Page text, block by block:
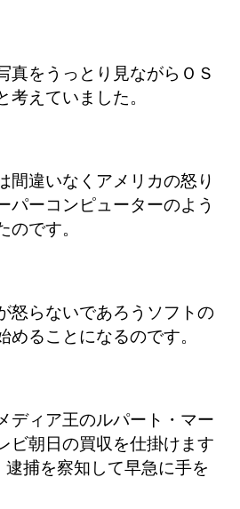
真をうっとり見ながらＯＳ
考えていました。
間違いなくアメリカの怒り
パーコンピューターのよう
のです。
怒らないであろうソフトの
めることになるのです。
ディア王のルパート・マー
ビ朝日の買収を仕掛けます
捕を察知して早急に手を